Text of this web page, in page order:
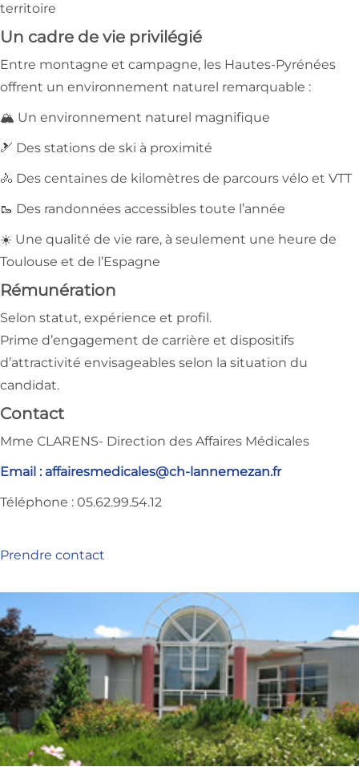
territoire
Un cadre de vie privilégié
Entre montagne et campagne, les Hautes-Pyrénées
offrent un environnement naturel remarquable :
🏔 Un environnement naturel magnifique
🎿 Des stations de ski à proximité
🚴 Des centaines de kilomètres de parcours vélo et VTT
🥾 Des randonnées accessibles toute l’année
☀️ Une qualité de vie rare, à seulement une heure de
Toulouse et de l’Espagne
Rémunération
Selon statut, expérience et profil.
Prime d’engagement de carrière et dispositifs
d’attractivité envisageables selon la situation du
candidat.
Contact
Mme CLARENS- Direction des Affaires Médicales
Email : affairesmedicales@ch-lannemezan.fr
Téléphone : 05.62.99.54.12
Prendre contact